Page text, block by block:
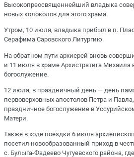
Высокопреосвященнейший владыка
новых колоколов для этого храма.
Утром, 10 июля, владыка прибыл в п.
Серафима Саровского Литургию.
На обратном пути архиерей вновь
и 11 июля в храме Архистратига Михаила
богослужение.
12 июля, в праздничный день — день
первоверховных апостолов Петра и
праздничное богослужение в
Матери.
Также в ходе поездки 6 июля
посетил новообразованный приход в
с. Булыга-Фадеево Чугуевского района,